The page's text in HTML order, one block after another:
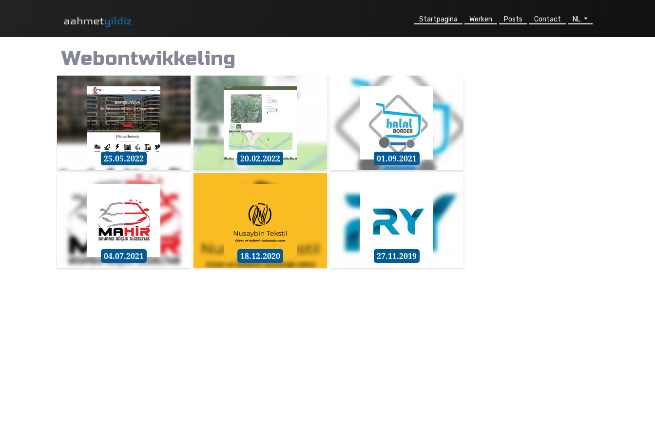
Startpagina Werken Posts Contact NL
Webontwikkeling
25.05.2022 20.02.2022 01.09.2021
04.07.2021 18.12.2020 27.11.2019